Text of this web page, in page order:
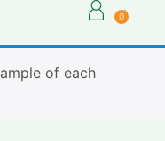
0
of each